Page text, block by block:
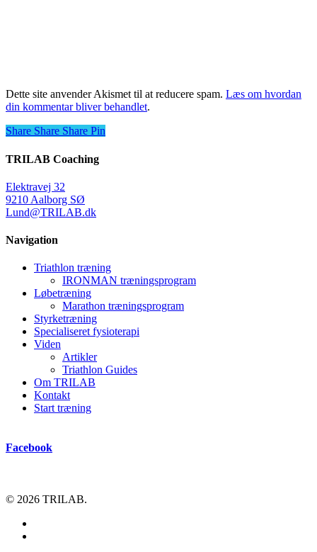
Dette site anvender Akismet til at reducere spam. Læs om hvordan
din kommentar bliver behandlet.
Share
Share Share Share Pin
TRILAB Coaching
Elektravej 32
9210 Aalborg SØ
Lund@TRILAB.dk
Navigation
Triathlon træning
IRONMAN træningsprogram
Løbetræning
Marathon træningsprogram
Styrketræning
Specialiseret fysioterapi
Viden
Artikler
Triathlon Guides
Om TRILAB
Kontakt
Start træning
Facebook
© 2026 TRILAB.